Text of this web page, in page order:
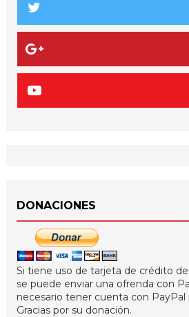
DONACIONES
Si tiene uso de tarjeta de crédito
se puede enviar una ofrenda con
necesario tener cuenta con PayPal
Gracias por su donación.